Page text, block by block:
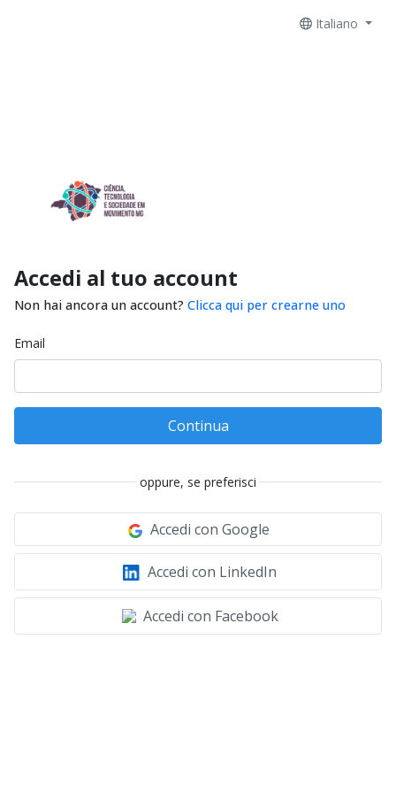
Italiano
Accedi al tuo account
Non hai ancora un account? Clicca qui per crearne uno
Email
Continua
oppure, se preferisci
Accedi con Google
Accedi con LinkedIn
Accedi con Facebook